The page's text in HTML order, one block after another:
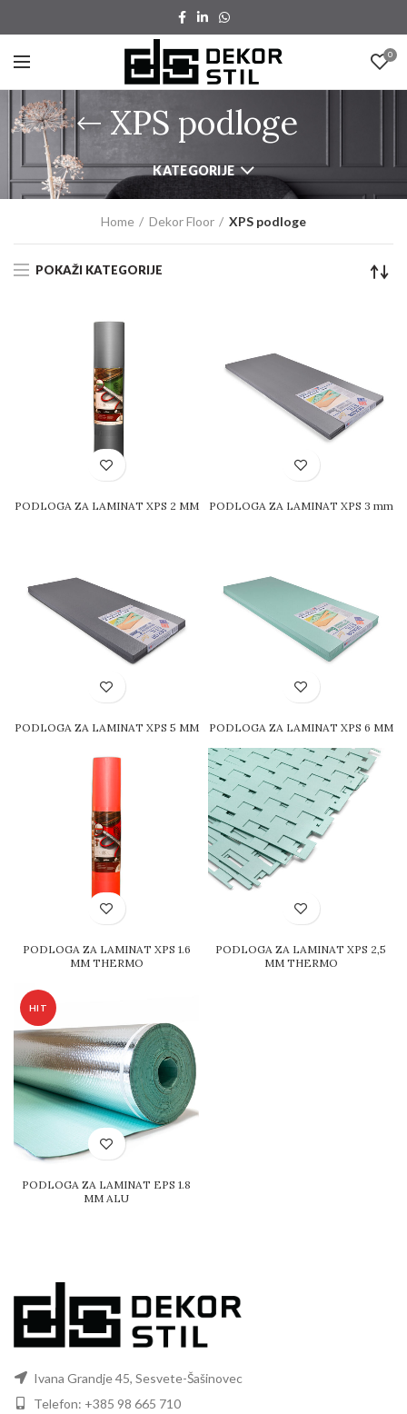
0
XPS podloge
KATEGORIJE
Home Dekor Floor XPS podloge
POKAŽI KATEGORIJE
PODLOGA ZA LAMINAT XPS 2 MM PODLOGA ZA LAMINAT XPS 3 mm
PODLOGA ZA LAMINAT XPS 5 MM PODLOGA ZA LAMINAT XPS 6 MM
PODLOGA ZA LAMINAT XPS 1.6
MM THERMO
PODLOGA ZA LAMINAT XPS 2,5
MM THERMO
HIT
PODLOGA ZA LAMINAT EPS 1.8
MM ALU
Ivana Grandje 45, Sesvete-Šašinovec
Telefon: +385 98 665 710